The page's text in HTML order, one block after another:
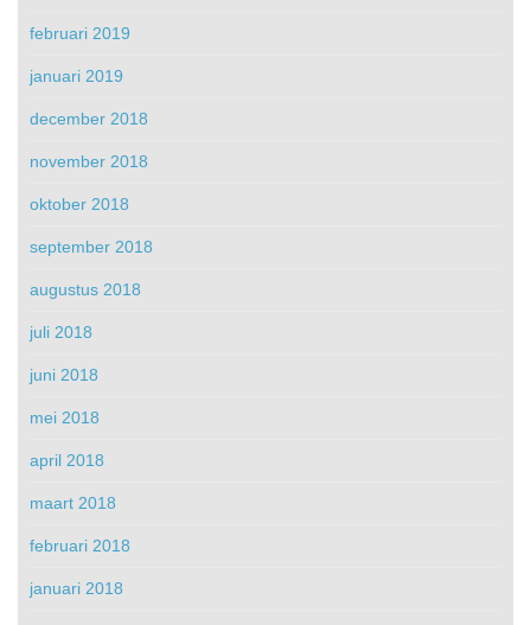
februari 2019
januari 2019
december 2018
november 2018
oktober 2018
september 2018
augustus 2018
juli 2018
juni 2018
mei 2018
april 2018
maart 2018
februari 2018
januari 2018